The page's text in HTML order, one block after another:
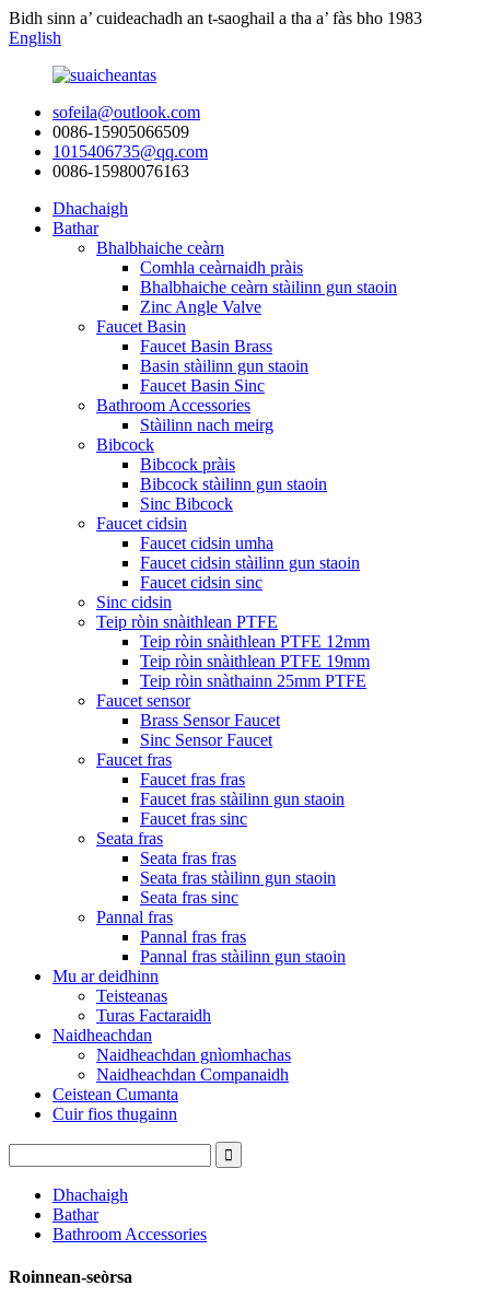
Bidh sinn a’ cuideachadh an t-saoghail a tha a’ fàs bho 1983
English
sofeila@outlook.com
0086-15905066509
1015406735@qq.com
0086-15980076163
Dhachaigh
Bathar
Bhalbhaiche ceàrn
Comhla ceàrnaidh pràis
Bhalbhaiche ceàrn stàilinn gun staoin
Zinc Angle Valve
Faucet Basin
Faucet Basin Brass
Basin stàilinn gun staoin
Faucet Basin Sinc
Bathroom Accessories
Stàilinn nach meirg
Bibcock
Bibcock pràis
Bibcock stàilinn gun staoin
Sinc Bibcock
Faucet cidsin
Faucet cidsin umha
Faucet cidsin stàilinn gun staoin
Faucet cidsin sinc
Sinc cidsin
Teip ròin snàithlean PTFE
Teip ròin snàithlean PTFE 12mm
Teip ròin snàithlean PTFE 19mm
Teip ròin snàthainn 25mm PTFE
Faucet sensor
Brass Sensor Faucet
Sinc Sensor Faucet
Faucet fras
Faucet fras fras
Faucet fras stàilinn gun staoin
Faucet fras sinc
Seata fras
Seata fras fras
Seata fras stàilinn gun staoin
Seata fras sinc
Pannal fras
Pannal fras fras
Pannal fras stàilinn gun staoin
Mu ar deidhinn
Teisteanas
Turas Factaraidh
Naidheachdan
Naidheachdan gnìomhachas
Naidheachdan Companaidh
Ceistean Cumanta
Cuir fios thugainn
Dhachaigh
Bathar
Bathroom Accessories
Roinnean-seòrsa